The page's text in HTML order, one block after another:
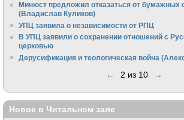
Минюст предложил отказаться от бумажных
(Владислав Куликов)
УПЦ заявила о независимости от РПЦ
В УПЦ заявили о сохранении отношений с
церковью
Дерусификация и теологическая война
← 2 из 10 →
Новое в Читальном зале